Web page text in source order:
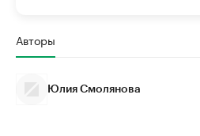
Авторы
Юлия Смолянова